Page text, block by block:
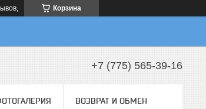
Корзина
+7 (775) 565-39-16
ВОЗВРАТ И ОБМЕН